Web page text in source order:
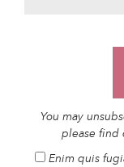
You may
please find
Enim quis